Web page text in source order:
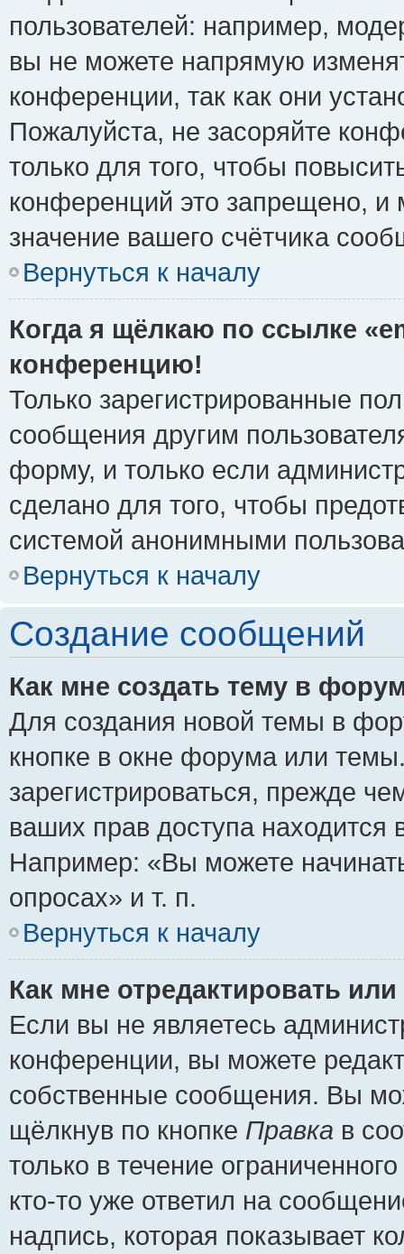
пользователей: например,
вы не можете напрямую
конференции, так как они
Пожалуйста, не засоряйте
только для того, чтобы
конференций это запрещено, и
значение вашего счётчика
Вернуться к началу
Когда я щёлкаю по ссылке
конференцию!
Только зарегистрированные
сообщения другим
форму, и только если
сделано для того, чтобы
системой анонимными
Вернуться к началу
Создание сообщений
Как мне создать тему в
Для создания новой темы в
кнопке в окне форума или
зарегистрироваться, прежде
ваших прав доступа
Например: «Вы можете
опросах» и т. п.
Вернуться к началу
Как мне отредактировать
Если вы не являетесь
конференции, вы можете
собственные сообщения. Вы
щёлкнув по кнопке Правка в
только в течение
кто-то уже ответил на
надпись, которая показывает